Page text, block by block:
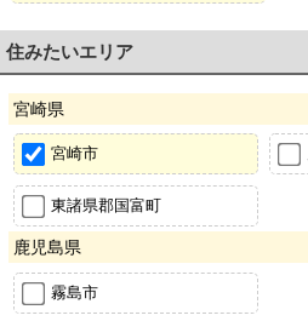
住みたいエリア
宮崎県
宮崎市
東諸県郡国富町
鹿児島県
霧島市